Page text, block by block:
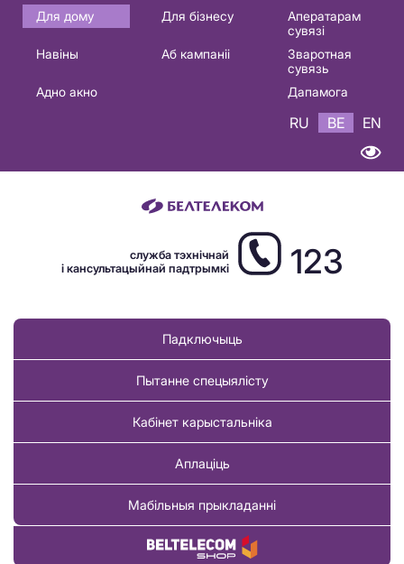
Основная
навигация
Для дому Для бізнесу
Аператарам
сувязі
Навіны
Аб кампаніі
Зваротная
сувязь
Адно акно
Дапамога
RU BE EN
служба тэхнічнай
і кансультацыйнай падтрымкі
123
Падключыць
Пытанне спецыялісту
Кабінет карыстальніка
Аплаціць
Мабільныя прыкладанні
Купіць тавар